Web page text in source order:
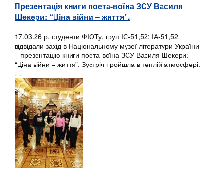
Презентація книги поета-воїна ЗСУ Василя
Шекери: “Ціна війни – життя”.
17.03.26 р. студенти ФІОТу, груп ІС-51,52; ІА-51,52
відвідали захід в Національному музеї літератури України
– презентацію книги поета-воїна ЗСУ Василя Шекери:
“Ціна війни – життя”. Зустріч пройшла в теплій атмосфері.
…